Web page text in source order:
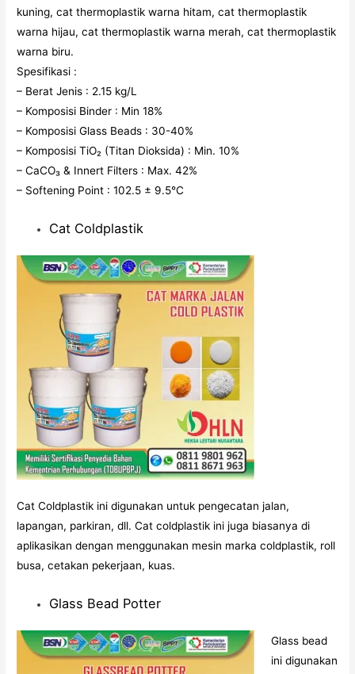
kuning, cat thermoplastik warna hitam, cat thermoplastik
warna hijau, cat thermoplastik warna merah, cat thermoplastik
warna biru.
Spesifikasi :
– Berat Jenis : 2.15 kg/L
– Komposisi Binder : Min 18%
– Komposisi Glass Beads : 30-40%
– Komposisi TiO₂ (Titan Dioksida) : Min. 10%
– CaCO₃ & Innert Filters : Max. 42%
– Softening Point : 102.5 ± 9.5°C
Cat Coldplastik
Cat Coldplastik ini digunakan untuk pengecatan jalan,
lapangan, parkiran, dll. Cat coldplastik ini juga biasanya di
aplikasikan dengan menggunakan mesin marka coldplastik, roll
busa, cetakan pekerjaan, kuas.
Glass Bead Potter
Glass bead
ini digunakan